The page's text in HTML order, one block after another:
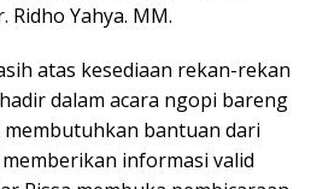
Ridho Yahya. MM.
atas kesediaan rekan-rekan
dalam acara ngopi bareng
bantuan dari
informasi valid